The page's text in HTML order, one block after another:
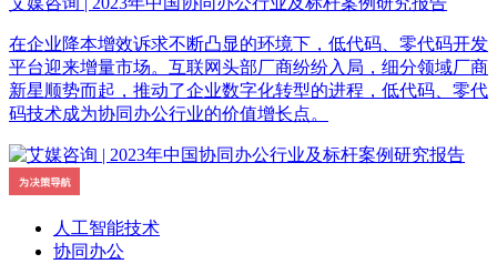
在企业降本增效诉求不断凸显的环境下，低代码、零代码开发
平台迎来增量市场。互联网头部厂商纷纷入局，细分领域厂商
新星顺势而起，推动了企业数字化转型的进程，低代码、零代
码技术成为协同办公行业的价值增长点。
人工智能技术
协同办公